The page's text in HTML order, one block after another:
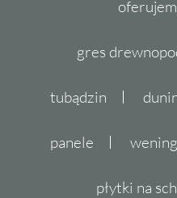
gres
tubądzin
panele
płytki na